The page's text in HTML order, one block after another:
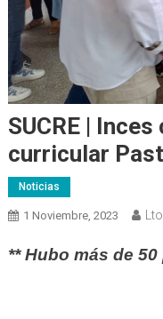
SUCRE |
curricular
Noticias
1 Noviembre, 2023
** Hubo más de